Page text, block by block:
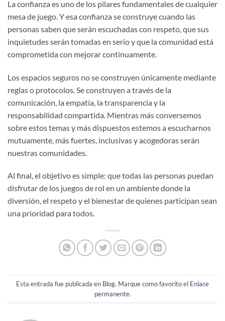
La confianza es uno de los pilares fundamentales de cualquier
mesa de juego. Y esa confianza se construye cuando las
personas saben que serán escuchadas con respeto, que sus
inquietudes serán tomadas en serio y que la comunidad está
comprometida con mejorar continuamente.
Los espacios seguros no se construyen únicamente mediante
reglas o protocolos. Se construyen a través de la
comunicación, la empatía, la transparencia y la
responsabilidad compartida. Mientras más conversemos
sobre estos temas y más dispuestos estemos a escucharnos
mutuamente, más fuertes, inclusivas y acogedoras serán
nuestras comunidades.
Al final, el objetivo es simple: que todas las personas puedan
disfrutar de los juegos de rol en un ambiente donde la
diversión, el respeto y el bienestar de quienes participan sean
una prioridad para todos.
Esta entrada fue publicada en Blog. Marque como favorito el Enlace
permanente.